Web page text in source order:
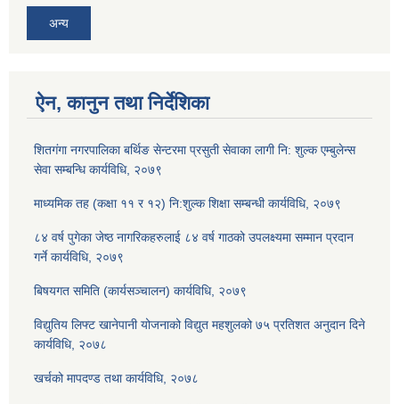
अन्य
ऐन, कानुन तथा निर्देशिका
शितगंगा नगरपालिका बर्थिङ सेन्टरमा प्रसुती सेवाका लागी नि: शुल्क एम्बुलेन्स
सेवा सम्बन्धि कार्यविधि, २०७९
माध्यमिक तह (कक्षा ११ र १२) नि:शुल्क शिक्षा सम्बन्धी कार्यविधि, २०७९
८४ वर्ष पुगेका जेष्ठ नागरिकहरुलाई ८४ वर्ष गाठको उपलक्ष्यमा सम्मान प्रदान
गर्ने कार्यविधि, २०७९
बिषयगत समिति (कार्यसञ्चालन) कार्यविधि, २०७९
विद्युतिय लिफ्ट खानेपानी योजनाको विद्युत महशुलको ७५ प्रतिशत अनुदान दिने
कार्यविधि, २०७८
खर्चको मापदण्ड तथा कार्यविधि, २०७८